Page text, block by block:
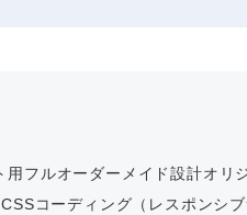
用フルオーダーメイド設計オリ
コーディング（ レスポンシブ